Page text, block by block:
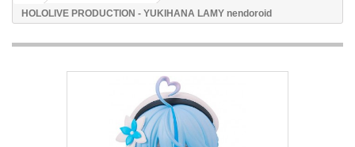
HOLOLIVE PRODUCTION - YUKIHANA LAMY nendoroid